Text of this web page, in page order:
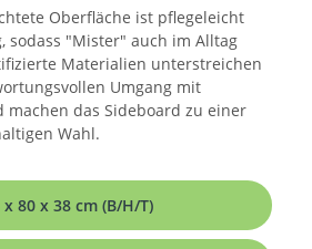
Oberfläche ist pflegeleicht
sodass "Mister" auch im Alltag
Materialien unterstreichen
Umgang mit
machen das Sideboard zu einer
Wahl.
x 80 x 38 cm (B/H/T)